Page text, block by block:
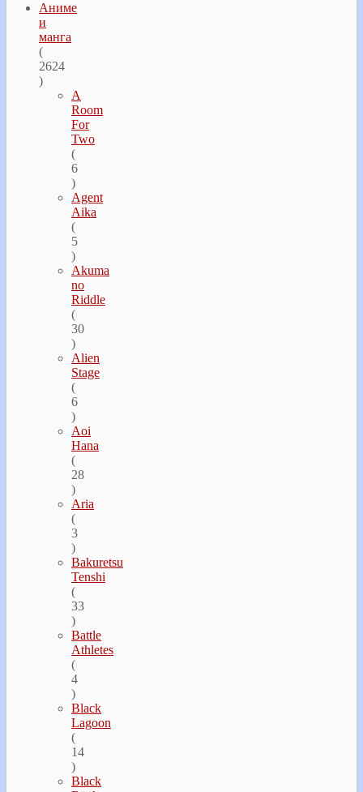
Аниме
и
манга
(
2624
)
A
Room
For
Two
(
6
)
Agent
Aika
(
5
)
Akuma
no
Riddle
(
30
)
Alien
Stage
(
6
)
Aoi
Hana
(
28
)
Aria
(
3
)
Bakuretsu
Tenshi
(
33
)
Battle
Athletes
(
4
)
Black
Lagoon
(
14
)
Black